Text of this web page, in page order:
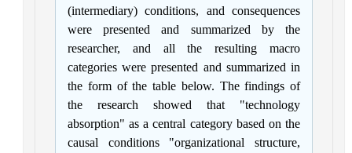
(intermediary) conditions, and consequences
were presented and summarized by the
researcher, and all the resulting macro
categories were presented and summarized in
the form of the table below. The findings of
the research showed that "technology
absorption" as a central category based on the
causal conditions "organizational structure,